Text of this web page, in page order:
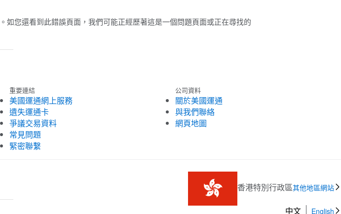
。如您還看到此錯誤頁面，我們可能正經歷著這是一個問題頁面或正在尋找的
重要連結
美國運通網上服務
遺失運通卡
爭議交易資料
常見問題
緊密聯繫
公司資料
關於美國運通
與我們聯絡
網頁地圖
香港特別行政區其他地區網站
中文 English